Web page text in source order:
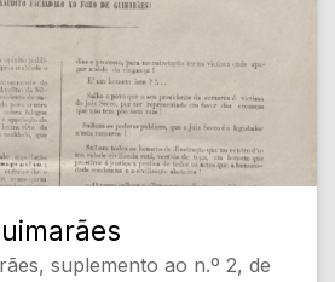
suplemento ao n.º 2, de